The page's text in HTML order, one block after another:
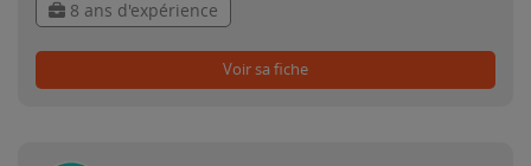
8 ans d'expérience
Voir sa fiche